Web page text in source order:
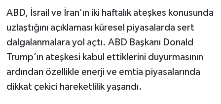
ABD, İsrail ve İran’ın iki haftalık ateşkes konusunda
uzlaştığını açıklaması küresel piyasalarda sert
dalgalanmalara yol açtı. ABD Başkanı Donald
Trump’ın ateşkesi kabul ettiklerini duyurmasının
ardından özellikle enerji ve emtia piyasalarında
dikkat çekici hareketlilik yaşandı.